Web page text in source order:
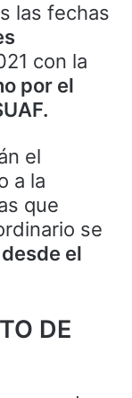
las fechas
con la
por el
el
a la
que
se
desde el
DE